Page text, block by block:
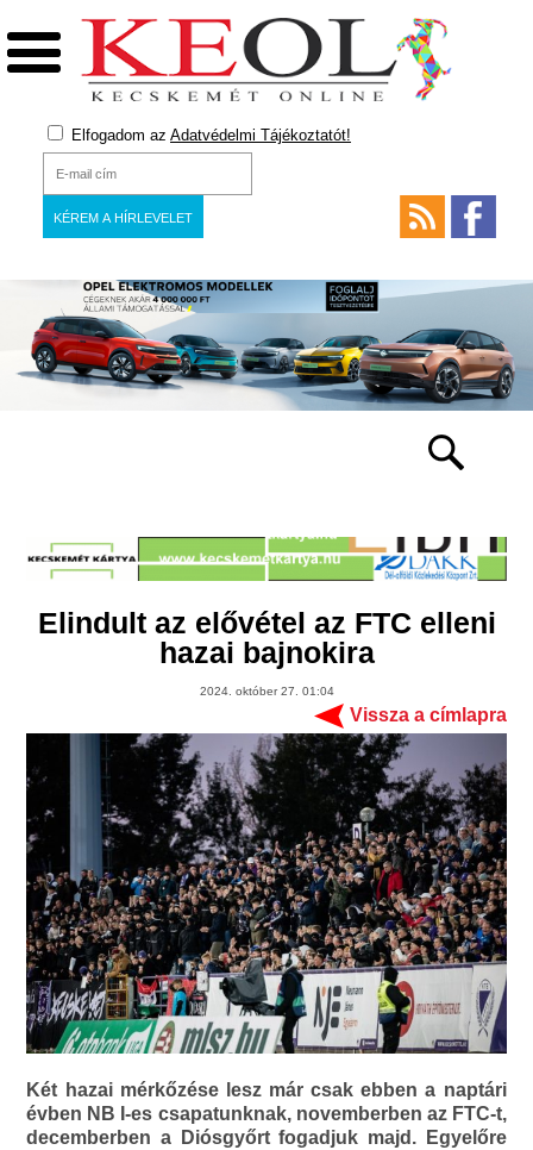
Elfogadom az Adatvédelmi Tájékoztatót!
Elindult az elővétel az FTC elleni
hazai bajnokira
2024. október 27. 01:04
Vissza a címlapra
Két hazai mérkőzése lesz már csak ebben a naptári
évben NB I-es csapatunknak, novemberben az FTC-t,
decemberben a Diósgyőrt fogadjuk majd. Egyelőre